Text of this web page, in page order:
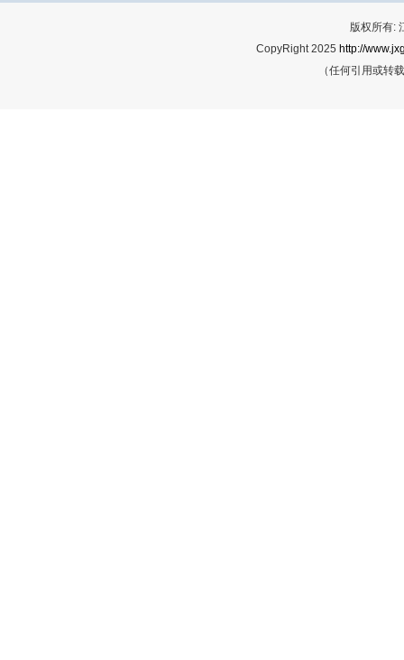
版权所有:
CopyRight 2025 http://
（任何引用或转